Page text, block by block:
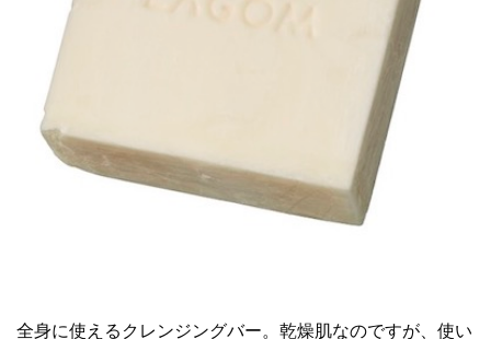
全身に使えるクレンジングバー。乾燥肌なのですが、使い